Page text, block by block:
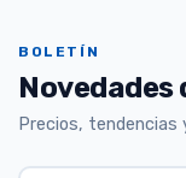
BOLETÍN
Novedades
Precios, tendencias